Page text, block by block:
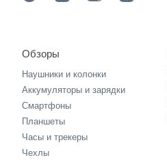
Обзоры
Наушники и колонки
Аккумуляторы и зарядки
Смартфоны
Планшеты
Часы и трекеры
Чехлы